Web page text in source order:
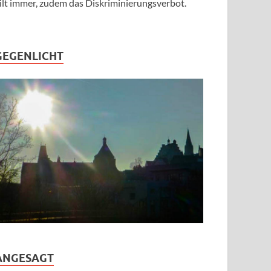
immer, zudem das Diskriminierungsverbot.